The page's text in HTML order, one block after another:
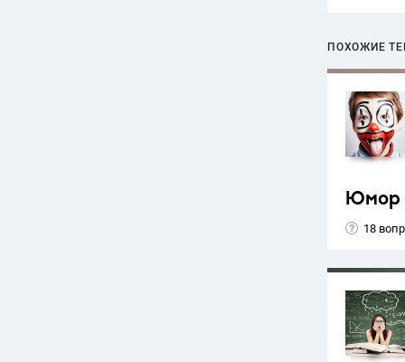
ПОХОЖИЕ
Юмор
18